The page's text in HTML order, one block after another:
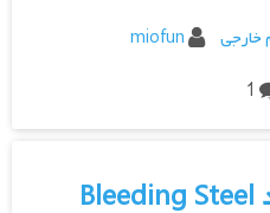
خارجی
miofun
1
دانلود فیلم جدید Bleeding Steel